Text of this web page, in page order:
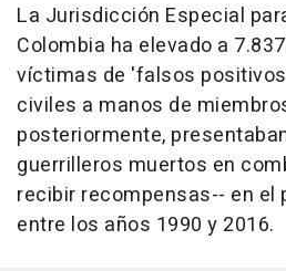
La Jurisdicción Especial
Colombia ha elevado a
víctimas de 'falsos
civiles a manos de
posteriormente,
guerrilleros muertos en
recibir recompensas-- en el
entre los años 1990 y 2016.